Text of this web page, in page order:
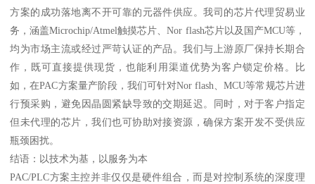
方案的成功落地离不开可靠的元器件供应。我司的芯片代理贸易业
务，涵盖Microchip/Atmel触摸芯片、Nor flash芯片以及国产MCU等，
均为市场主流或经过严苛认证的产品。我们与上游原厂保持长期合
作，既可直接提供现货，也能利用渠道优势为客户锁定价格。比
如，在PAC方案量产阶段，我们可针对Nor flash、MCU等常规芯片进
行预采购，避免因晶圆紧缺导致的交期延迟。同时，对于客户指定
但未代理的芯片，我们也可协助对接资源，确保方案开发不受供应
瓶颈困扰。
结语：以技术为基，以服务为本
PAC/PLC方案主控并非仅仅是硬件组合，而是对控制系统的深度理